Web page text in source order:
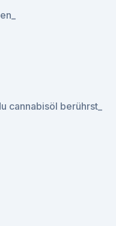
cannabisöl berührst_